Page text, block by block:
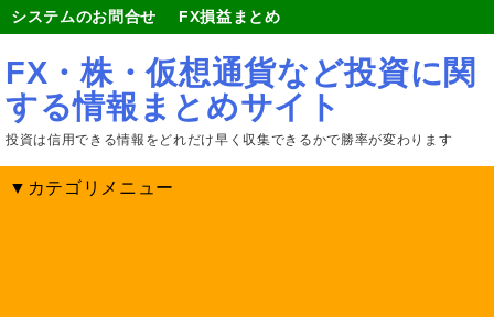
システムのお問合せ FX損益まとめ
FX・株・仮想通貨など投資に関
する情報まとめサイト
投資は信用できる情報をどれだけ早く収集できるかで勝率が変わります
▼カテゴリメニュー